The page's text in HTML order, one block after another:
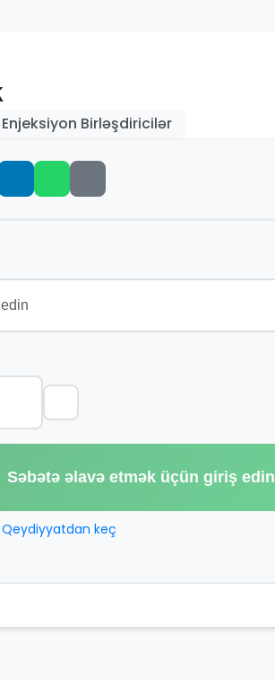
Enjeksiyon Birləşdiricilər
Səbətə əlavə etmək üçün giriş edin
Qeydiyyatdan keç